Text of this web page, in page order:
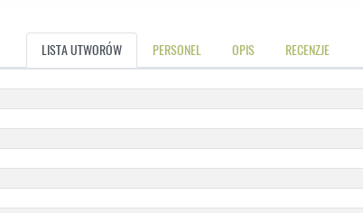
LISTA UTWORÓW PERSONEL OPIS RECENZJE